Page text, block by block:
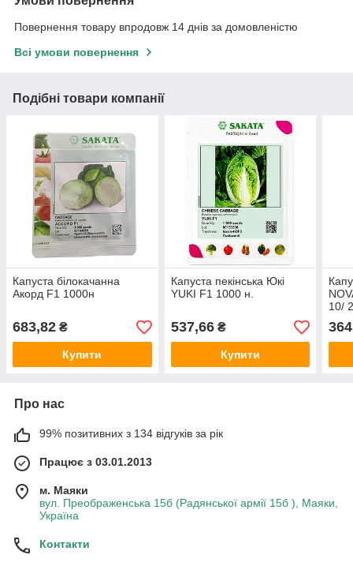
Повернення товару впродовж 14 днів за домовленістю
Всі умови повернення
Подібні товари компанії
Капуста білокачанна
Акорд F1 1000н
683,82 ₴
Купити
Капуста пекінська Юкі
YUKI F1 1000 н.
537,66₴
Купити
10/
364
Про нас
99% позитивних з 134 відгуків за рік
Працює з 03.01.2013
м. Маяки
вул. Преображенська 15б (Радянської армії 15б ), Маяки,
Україна
Контакти